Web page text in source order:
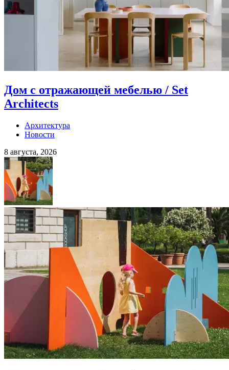
Дом с отражающей мебелью / Set
Architects
Архитектура
Новости
8 августа, 2026